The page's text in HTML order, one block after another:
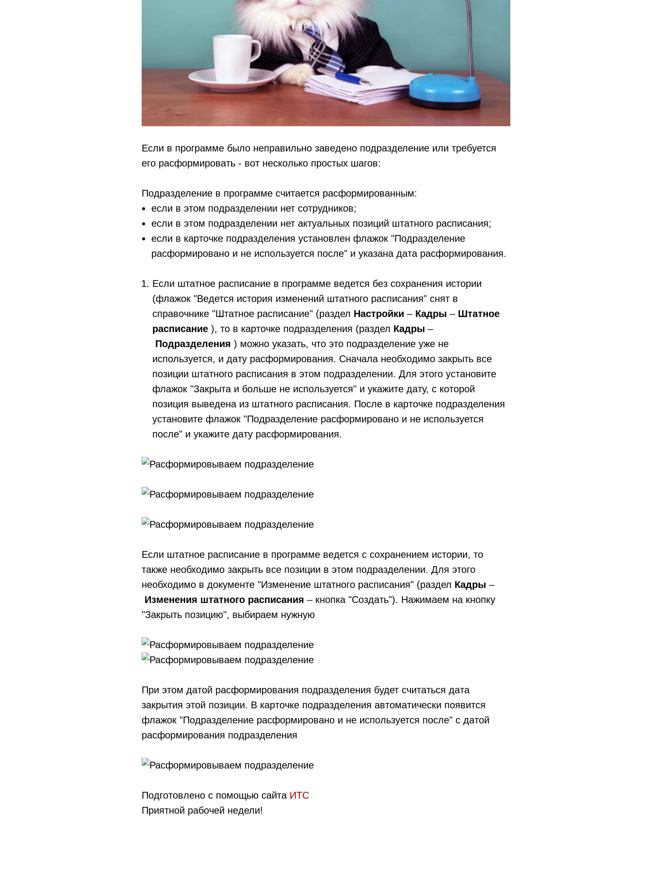
Если в программе было неправильно заведено подразделение или требуется
его расформировать - вот несколько простых шагов:
Подразделение в программе считается расформированным:
если в этом подразделении нет сотрудников;
если в этом подразделении нет актуальных позиций штатного расписания;
если в карточке подразделения установлен флажок "Подразделение
расформировано и не используется после" и указана дата расформирования.
Если штатное расписание в программе ведется без сохранения истории
(флажок "Ведется история изменений штатного расписания" снят в
справочнике "Штатное расписание" (раздел Настройки –Кадры –Штатное
расписание ), то в карточке подразделения (раздел Кадры –
Подразделения ) можно указать, что это подразделение уже не
используется, и дату расформирования. Сначала необходимо закрыть все
позиции штатного расписания в этом подразделении. Для этого установите
флажок "Закрыта и больше не используется" и укажите дату, с которой
позиция выведена из штатного расписания. После в карточке подразделения
установите флажок "Подразделение расформировано и не используется
после" и укажите дату расформирования.
Если штатное расписание в программе ведется с сохранением истории, то
также необходимо закрыть все позиции в этом подразделении. Для этого
необходимо в документе "Изменение штатного расписания" (раздел Кадры –
Изменения штатного расписания – кнопка "Создать"). Нажимаем на кнопку
"Закрыть позицию", выбираем нужную
При этом датой расформирования подразделения будет считаться дата
закрытия этой позиции. В карточке подразделения автоматически появится
флажок "Подразделение расформировано и не используется после" с датой
расформирования подразделения
Подготовлено с помощью сайта ИТС
Приятной рабочей недели!